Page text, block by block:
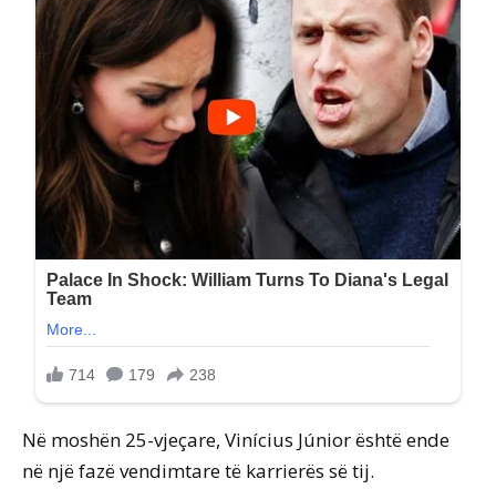
Në moshën 25-vjeçare, Vinícius Júnior është ende
në një fazë vendimtare të karrierës së tij.